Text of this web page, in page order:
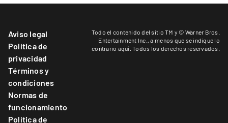
Aviso legal
Política de
privacidad
Términos y
condiciones
Normas de
funcionamiento
Política de
Todo el contenido del sitio TM y © Warner Bros.
Entertainment Inc.,a menos que se indique lo
contrario aquí . Todos los derechos reservados.